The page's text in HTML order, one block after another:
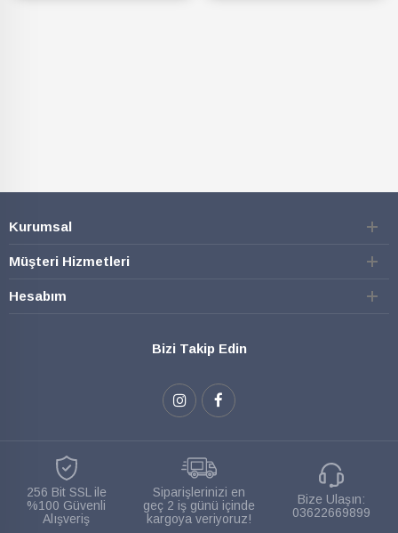
Kurumsal
Müşteri Hizmetleri
Hesabım
Bizi Takip Edin
256 Bit SSL ile
%100 Güvenli
Alışveriş
Siparişlerinizi en
geç 2 iş günü içinde
kargoya veriyoruz!
Bize Ulaşın:
03622669899